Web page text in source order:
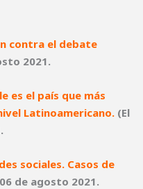
contra el debate
2021.
es el país que más
Latinoamericano. (El
sociales. Casos de
de agosto 2021.